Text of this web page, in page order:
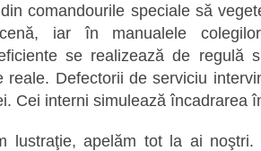
comandourile speciale să
iar în manualele
se realizează de regulă
reale. Defectorii de serviciu
Cei interni simulează încadrarea
lustraţie, apelăm tot la ai